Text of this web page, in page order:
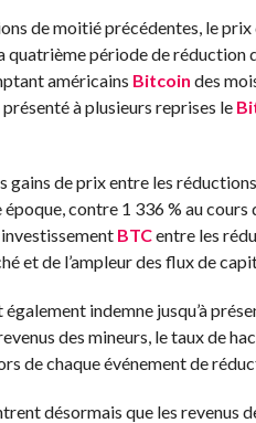
de moitié précédentes, le prix
quatrième période de
américains Bitcoin des
à plusieurs reprises le
gains de prix entre les
contre 1 336 % au
BTCentre les
et de l’ampleur des flux de
également indemne jusqu’à
des mineurs, le taux de
de chaque événement de
désormais que les revenus